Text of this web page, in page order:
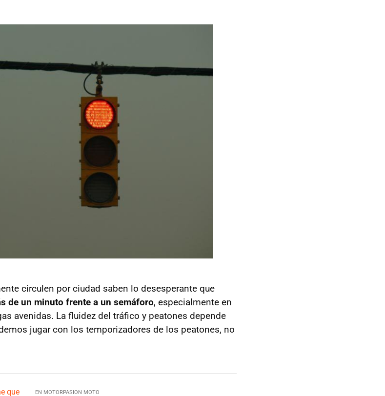
circulen por ciudad saben lo desesperante que
de un minuto frente a un semáforo, especialmente en
avenidas. La fluidez del tráfico y peatones depende
jugar con los temporizadores de los peatones, no
EN MOTORPASION MOTO